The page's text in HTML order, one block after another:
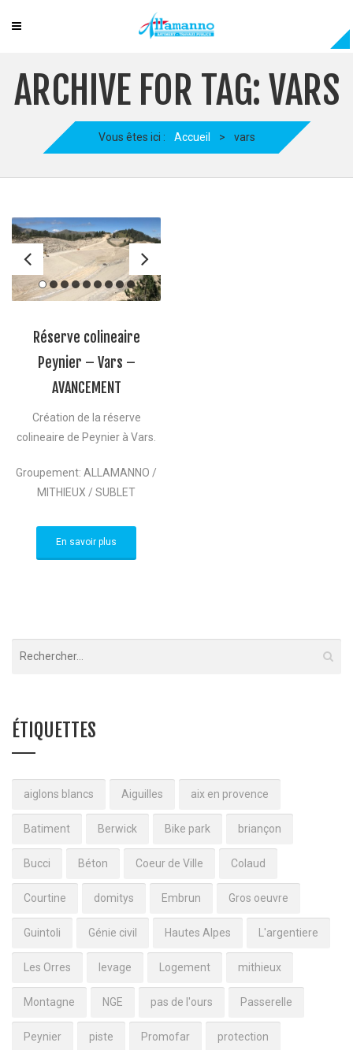
ARCHIVE FOR TAG: VARS
Vous êtes ici : Accueil > vars
Réserve colineaire
Peynier – Vars –
AVANCEMENT
Création de la réserve
colineaire de Peynier à Vars.
Groupement: ALLAMANNO /
MITHIEUX / SUBLET
En savoir plus
ÉTIQUETTES
aiglons blancs Aiguilles aix en provence
Batiment Berwick Bike park briançon
Bucci Béton Coeur de Ville Colaud
Courtine domitys Embrun Gros oeuvre
Guintoli Génie civil Hautes Alpes L'argentiere
Les Orres levage Logement mithieux
Montagne NGE pas de l'ours Passerelle
Peynier piste Promofar protection